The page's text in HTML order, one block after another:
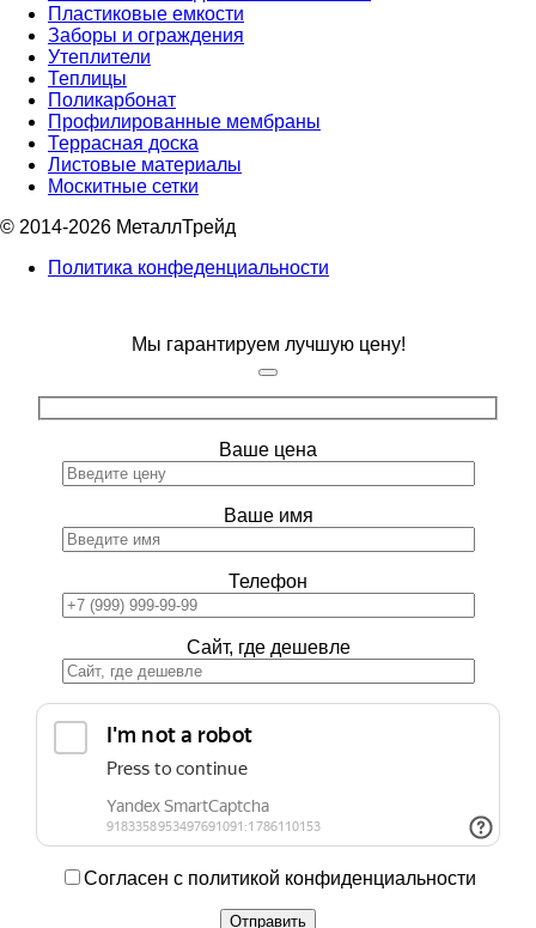
Пластиковые емкости
Заборы и ограждения
Утеплители
Теплицы
Поликарбонат
Профилированные мембраны
Террасная доска
Листовые материалы
Москитные сетки
© 2014-2026 МеталлТрейд
Политика конфеденциальности
Мы гарантируем лучшую цену!
Ваше цена
Ваше имя
Телефон
Сайт, где дешевле
Согласен с политикой конфиденциальности